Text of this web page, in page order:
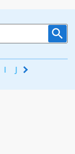
I J K